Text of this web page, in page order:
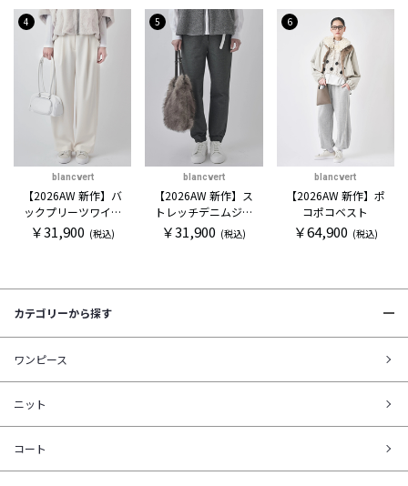
4
blancvert
【2026AW 新作】バ
ックプリーツワイド
パンツ
￥31,900 (税込)
5
blancvert
【2026AW 新作】ス
トレッチデニムジョ
ガー
￥31,900 (税込)
6
blancvert
【2026AW 新作】ポ
コポコベスト
￥64,900 (税込)
カテゴリーから探す
ワンピース
ニット
コート